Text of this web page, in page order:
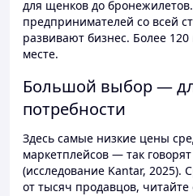
для щенков до
предпринимателей со всей
развивают бизнес. Более
месте.
Большой выбор —
потребности
Здесь самые низкие цены
маркетплейсов — так
(исследование Kantar, 2025).
от тысяч продавцов,